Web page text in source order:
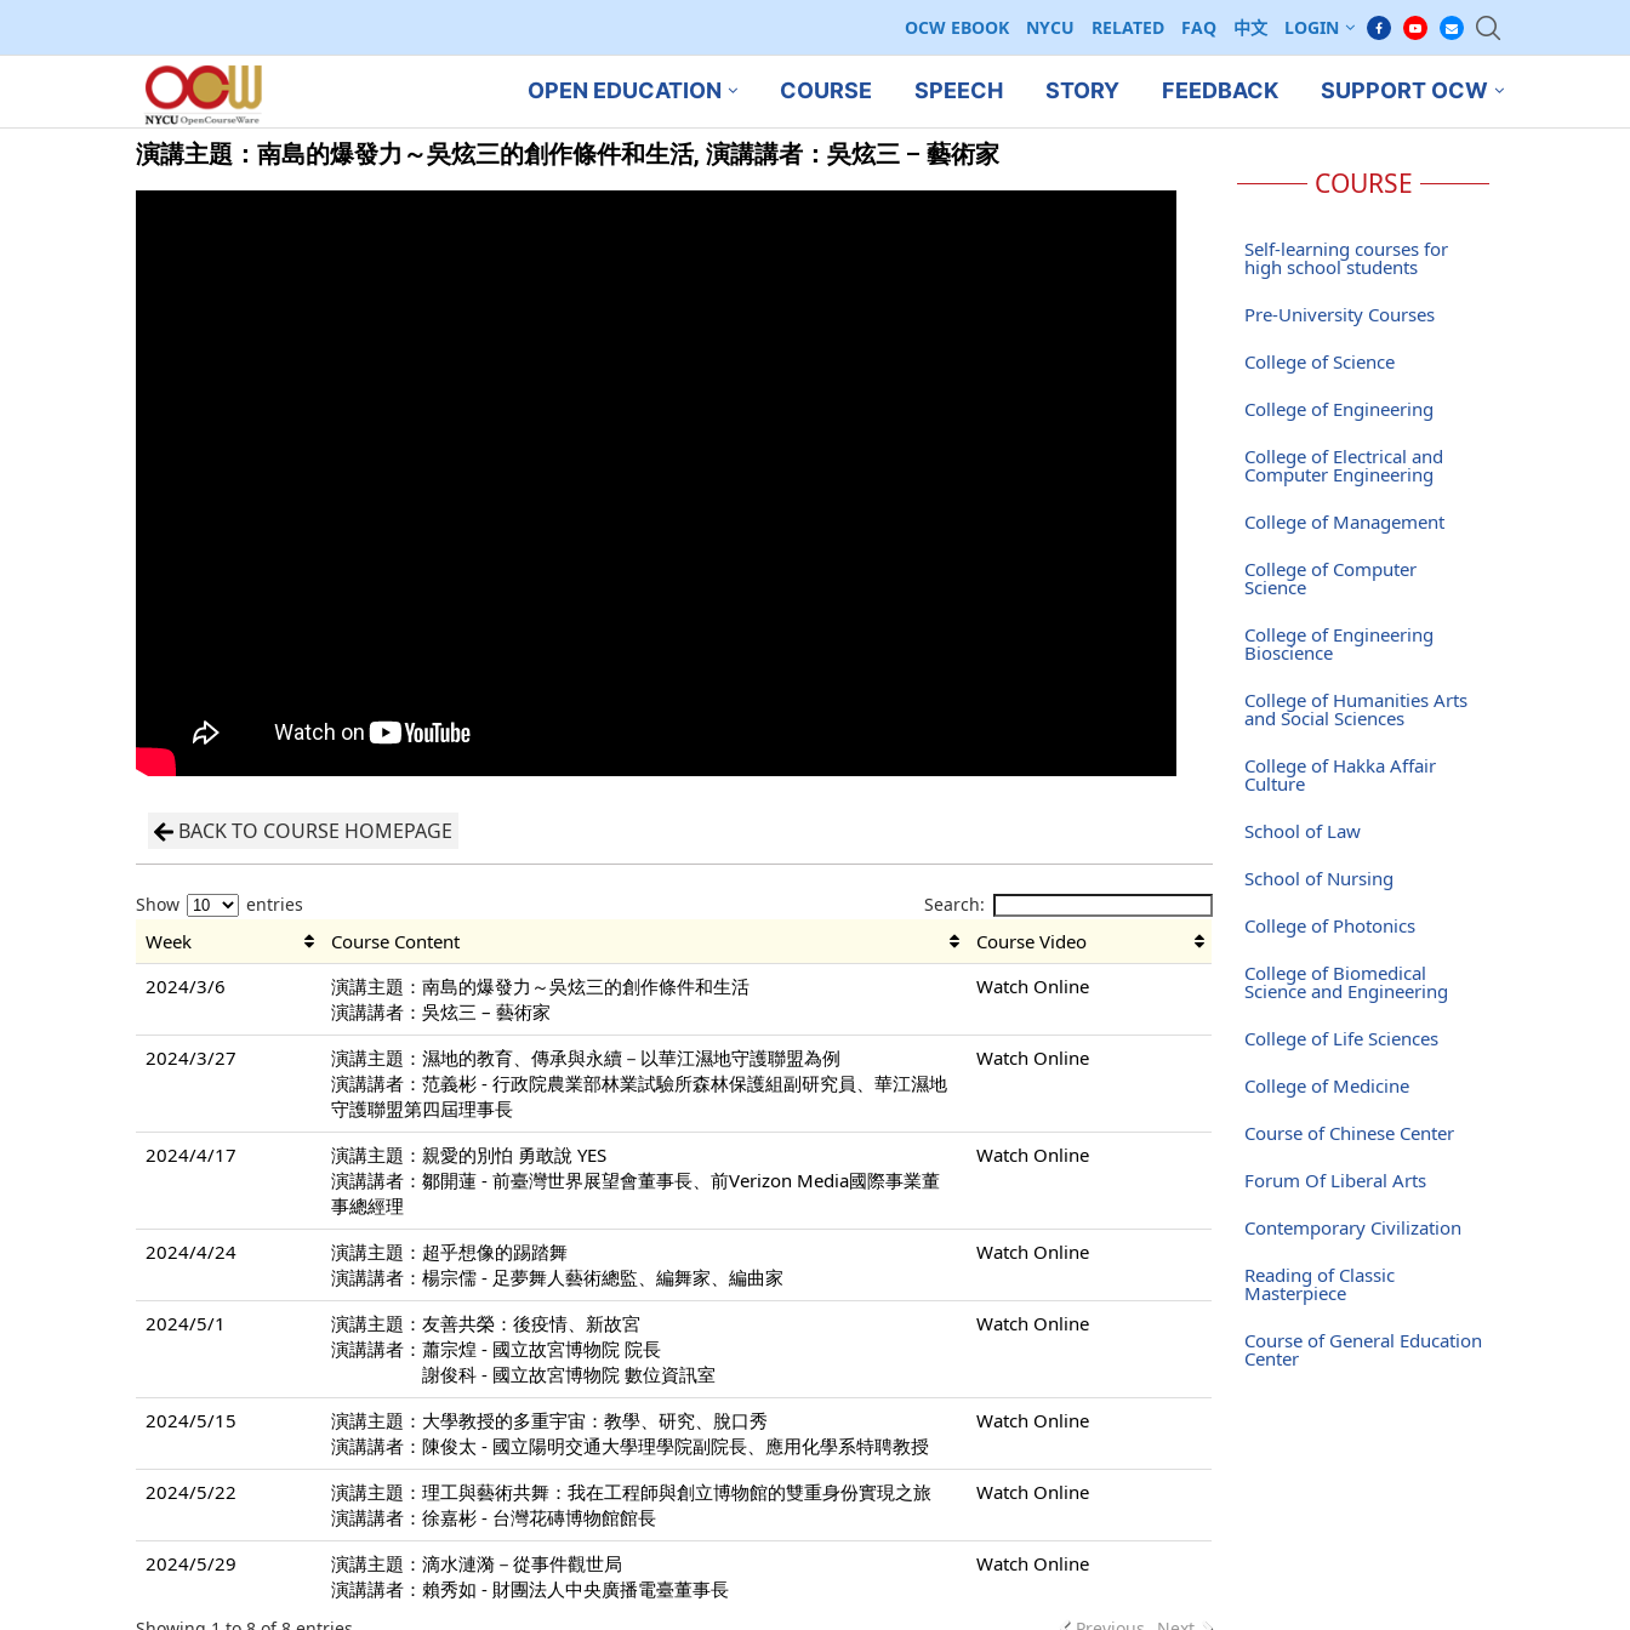
OCW EBOOK NYCU RELATED FAQ 中文 LOGIN
OPEN EDUCATION COURSE SPEECH STORY FEEDBACK SUPPORT OCW
演講主題：南島的爆發力～吳炫三的創作條件和生活, 演講講者：吳炫三 – 藝術家
BACK TO COURSE HOMEPAGE
Show entries Search:
Week Course Content
Course Video
2024/3/6
演講主題：南島的爆發力～吳炫三的創作條件和生活
演講講者：吳炫三 – 藝術家
Watch Online
2024/3/27
演講主題：濕地的教育、傳承與永續－以華江濕地守護聯盟為例
演講講者：范義彬 - 行政院農業部林業試驗所森林保護組副研究員、華江濕地
守護聯盟第四屆理事長
Watch Online
2024/4/17
演講主題：親愛的別怕 勇敢說 YES
演講講者：鄒開蓮 - 前臺灣世界展望會董事長、前Verizon Media國際事業董
事總經理
Watch Online
2024/4/24
演講主題：超乎想像的踢踏舞
演講講者：楊宗儒 - 足夢舞人藝術總監、編舞家、編曲家
Watch Online
2024/5/1
演講主題：友善共榮：後疫情、新故宮
演講講者：蕭宗煌 - 國立故宮博物院 院長
謝俊科 - 國立故宮博物院 數位資訊室
Watch Online
2024/5/15
演講主題：大學教授的多重宇宙：教學、研究、脫口秀
演講講者：陳俊太 - 國立陽明交通大學理學院副院長、應用化學系特聘教授
Watch Online
2024/5/22
演講主題：理工與藝術共舞：我在工程師與創立博物館的雙重身份實現之旅
演講講者：徐嘉彬 - 台灣花磚博物館館長
Watch Online
2024/5/29
演講主題：滴水漣漪－從事件觀世局
演講講者：賴秀如 - 財團法人中央廣播電臺董事長
Watch Online
COURSE
Self-learning courses for
high school students
Pre-University Courses
College of Science
College of Engineering
College of Electrical and
Computer Engineering
College of Management
College of Computer
Science
College of Engineering
Bioscience
College of Humanities Arts
and Social Sciences
College of Hakka Affair
Culture
School of Law
School of Nursing
College of Photonics
College of Biomedical
Science and Engineering
College of Life Sciences
College of Medicine
Course of Chinese Center
Forum Of Liberal Arts
Contemporary Civilization
Reading of Classic
Masterpiece
Course of General Education
Center